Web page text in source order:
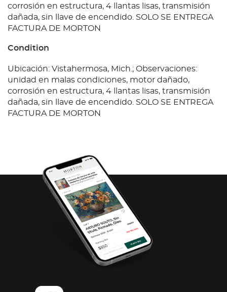
corrosión en estructura, 4 llantas lisas, transmisión
dañada, sin llave de encendido. SOLO SE ENTREGA
FACTURA DE MORTON
Condition
Ubicación: Vistahermosa, Mich.; Observaciones:
unidad en malas condiciones, motor dañado,
corrosión en estructura, 4 llantas lisas, transmisión
dañada, sin llave de encendido. SOLO SE ENTREGA
FACTURA DE MORTON